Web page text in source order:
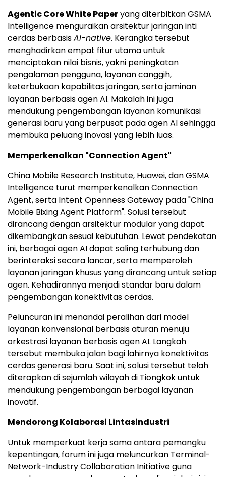
Agentic Core White Paperyang diterbitkan GSMA
Intelligence menguraikan arsitektur jaringan inti
cerdas berbasisAI-native. Kerangka tersebut
menghadirkan empat fitur utama untuk
menciptakan nilai bisnis, yakni peningkatan
pengalaman pengguna, layanan canggih,
keterbukaan kapabilitas jaringan, serta jaminan
layanan berbasis agen AI. Makalah ini juga
mendukung pengembangan layanan komunikasi
generasi baru yang berpusat pada agen AI sehingga
membuka peluang inovasi yang lebih luas.
Memperkenalkan "Connection Agent"
China Mobile Research Institute, Huawei, dan GSMA
Intelligence turut memperkenalkan Connection
Agent, serta Intent Openness Gateway pada "China
Mobile Bixing Agent Platform". Solusi tersebut
dirancang dengan arsitektur modular yang dapat
dikembangkan sesuai kebutuhan. Lewat pendekatan
ini, berbagai agen AI dapat saling terhubung dan
berinteraksi secara lancar, serta memperoleh
layanan jaringan khusus yang dirancang untuk setiap
agen. Kehadirannya menjadi standar baru dalam
pengembangan konektivitas cerdas.
Peluncuran ini menandai peralihan dari model
layanan konvensional berbasis aturan menuju
orkestrasi layanan berbasis agen AI. Langkah
tersebut membuka jalan bagi lahirnya konektivitas
cerdas generasi baru. Saat ini, solusi tersebut telah
diterapkan di sejumlah wilayah di Tiongkok untuk
mendukung pengembangan berbagai layanan
inovatif.
Mendorong Kolaborasi Lintasindustri
Untuk memperkuat kerja sama antara pemangku
kepentingan, forum ini juga meluncurkan Terminal-
Network-Industry Collaboration Initiative guna